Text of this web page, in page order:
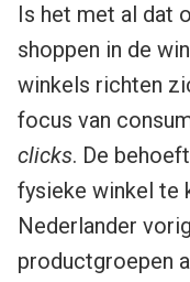
Is het met al dat
shoppen in de
winkels richten
focus van
clicks. De
fysieke winkel te
Nederlander
productgroepen